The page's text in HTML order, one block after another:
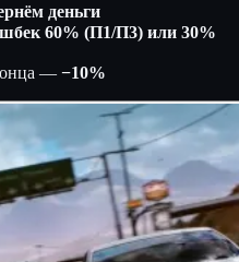
деньги
60% (П1/П3) или 30%
— −10%